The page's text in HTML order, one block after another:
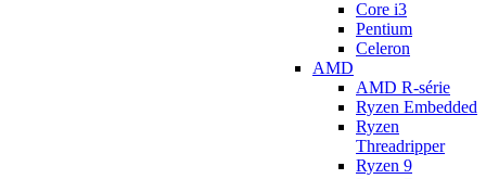
Core i3
Pentium
Celeron
AMD
AMD R-série
Ryzen Embedded
Ryzen
Threadripper
Ryzen 9